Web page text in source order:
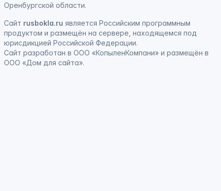
Оренбургской области.
Сайт rusbokla.ru является Российским программным
продуктом и размещён на сервере, находящемся под
юрисдикцией Российской Федерации.
Сайт разработан в ООО «КопыленКомпани» и размещён в
ООО «Дом для сайта».